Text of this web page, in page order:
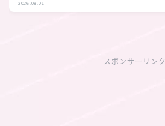
2026.08.01
スポンサーリンク